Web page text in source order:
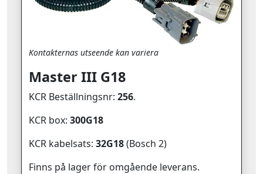
Kontakternas utseende kan variera
Master III G18
KCR Beställningsnr: 256.
KCR box: 300G18
KCR kabelsats: 32G18(Bosch 2)
Finns på lager för omgående leverans.